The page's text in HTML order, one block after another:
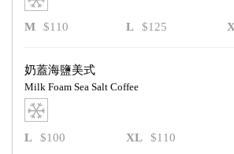
M $110 L $125
奶蓋海鹽美式
Milk Foam Sea Salt Coffee
L $100 XL $110